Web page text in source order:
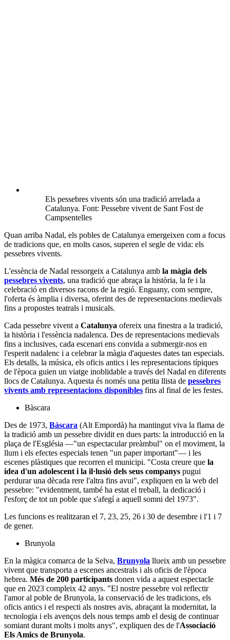
Els pessebres vivents són una tradició arrelada a
Catalunya. Font: Pessebre vivent de Sant Fost de
Campsentelles
Quan arriba Nadal, els pobles de Catalunya emergeixen com a focus
de tradicions que, en molts casos, superen el segle de vida: els
pessebres vivents.
L'essència de Nadal ressorgeix a Catalunya amb la màgia dels
pessebres vivents, una tradició que abraça la història, la fe i la
celebració en diversos racons de la regió. Enguany, com sempre,
l'oferta és àmplia i diversa, oferint des de representacions medievals
fins a propostes teatrals i musicals.
Cada pessebre vivent a Catalunya ofereix una finestra a la tradició,
la història i l'essència nadalenca. Des de representacions medievals
fins a inclusives, cada escenari ens convida a submergir-nos en
l'esperit nadalenc i a celebrar la màgia d'aquestes dates tan especials.
Els detalls, la música, els oficis antics i les representacions típiques
de l'època guien un viatge inoblidable a través del Nadal en diferents
llocs de Catalunya. Aquesta és només una petita llista de pessebres
vivents amb representacions disponibles fins al final de les festes.
Bàscara
Des de 1973, Bàscara (Alt Empordà) ha mantingut viva la flama de
la tradició amb un pessebre dividit en dues parts: la introducció en la
plaça de l'Església —"un espectacular preàmbul" on el moviment, la
llum i els efectes especials tenen "un paper important"— i les
escenes plàstiques que recorren el municipi. "Costa creure que la
idea d'un adolescent i la il·lusió dels seus companys pugui
perdurar una dècada rere l'altra fins avui", expliquen en la web del
pessebre: "evidentment, també ha estat el treball, la dedicació i
l'esforç de tot un poble que s'afegí a aquell somni del 1973".
Les funcions es realitzaran el 7, 23, 25, 26 i 30 de desembre i l'1 i 7
de gener.
Brunyola
En la màgica comarca de la Selva, Brunyola llueix amb un pessebre
vivent que transporta a escenes ancestrals i als oficis de l'època
hebrea. Més de 200 participants donen vida a aquest espectacle
que en 2023 compleix 42 anys. "El nostre pessebre vol reflectir
l'amor al poble de Brunyola, la conservació de les tradicions, els
oficis antics i el respecti als nostres avis, abraçant la modernitat, la
tecnologia i els avenços dels nous temps amb el desig de continuar
somiant durant molts i molts anys", expliquen des de l'Associació
Els Amics de Brunyola.